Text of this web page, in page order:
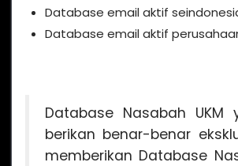
Database email aktif
Database email aktif
Database Nasabah UKM
berikan benar-benar
memberikan Database